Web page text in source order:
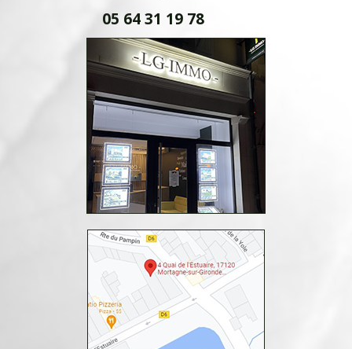
05 64 31 19 78